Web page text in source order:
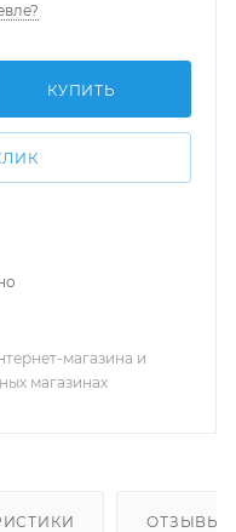
КУПИТЬ
магазина и
магазинах
ОТЗЫВЫ